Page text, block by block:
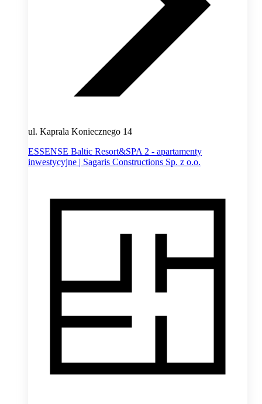
ul. Kaprala Koniecznego 14
ESSENSE Baltic Resort&SPA 2 - apartamenty
inwestycyjne | Sagaris Constructions Sp. z o.o.